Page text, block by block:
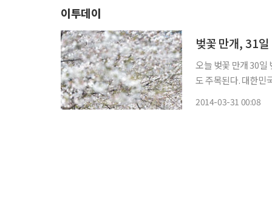
이투데이
오늘 벚꽃 만개 30일 벚꽃 만개 소식이 전해진 가운데 31일인 월요일 진해군항제 전야제 소식
도 주목된다. 대한민국을 대표하는 세계적인 벚꽃축제 '제52회 진해군항제'는 31일 전야제
2014-03-31 00:08